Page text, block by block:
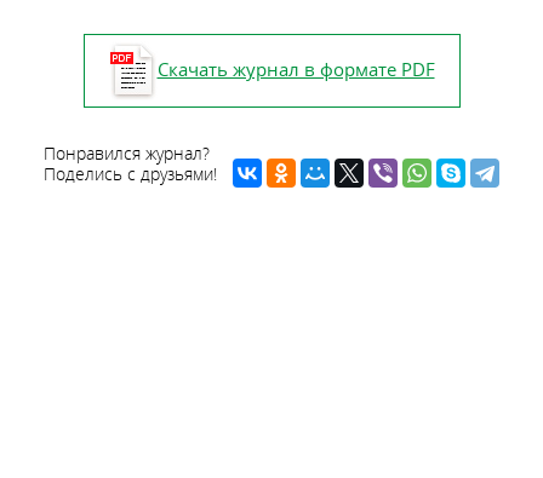
Скачать журнал в формате PDF
Понравился журнал?
Поделись с друзьями!